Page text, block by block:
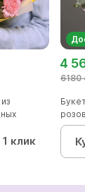
1 клик
6180
4